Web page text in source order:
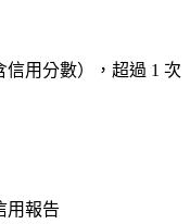
信用分數），超過 1 次
用報告